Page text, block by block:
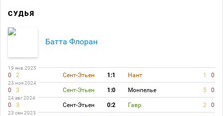
СУДЬЯ
Батта Флоран
19 янв 2025
0 2 Сент-Этьен 1:1 Нант 1 0
23 ноя 2024
0 3 Сент-Этьен 1:0 Монпелье 5 0
24 авг 2024
0 3 Сент-Этьен 0:2 Гавр 2 0
23 сен 2023